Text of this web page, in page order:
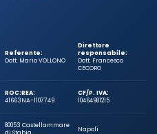
Referente:
Dott. Mario VOLLONO
Direttore
responsabile:
Dott. Francesco
CECORO
ROC:
41663
REA:
NA-1107749
CF/P. IVA:
10464981215
80053 Castellammare
Napoli